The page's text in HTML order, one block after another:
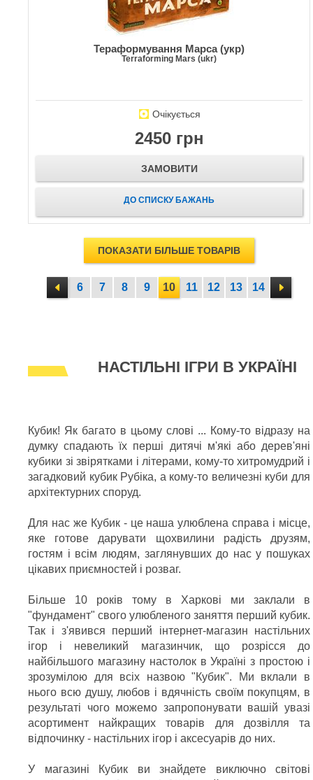
Тераформування Марса (укр)
Terraforming Mars (ukr)
Очікується
2450 грн
ЗАМОВИТИ
ДО СПИСКУ БАЖАНЬ
ПОКАЗАТИ БІЛЬШЕ ТОВАРІВ
6 7 8 9 10 11 12 13 14
НАСТІЛЬНІ ІГРИ В УКРАЇНІ
Кубик! Як багато в цьому слові ... Кому-то відразу на
думку спадають їх перші дитячі м'які або дерев'яні
кубики зі звірятками і літерами, кому-то хитромудрий і
загадковий кубик Рубіка, а кому-то величезні куби для
архітектурних споруд.
Для нас же Кубик - це наша улюблена справа і місце,
яке готове дарувати щохвилини радість друзям,
гостям і всім людям, заглянувших до нас у пошуках
цікавих приємностей і розваг.
Більше 10 років тому в Харкові ми заклали в
"фундамент" свого улюбленого заняття перший кубик.
Так і з'явився перший інтернет-магазин настільних
ігор і невеликий магазинчик, що розрісся до
найбільшого магазину настолок в Україні з простою і
зрозумілою для всіх назвою "Кубик". Ми вклали в
нього всю душу, любов і вдячність своїм покупцям, в
результаті чого можемо запропонувати вашій увазі
асортимент найкращих товарів для дозвілля та
відпочинку - настільних ігор і аксесуарів до них.
У магазині Кубик ви знайдете виключно світові